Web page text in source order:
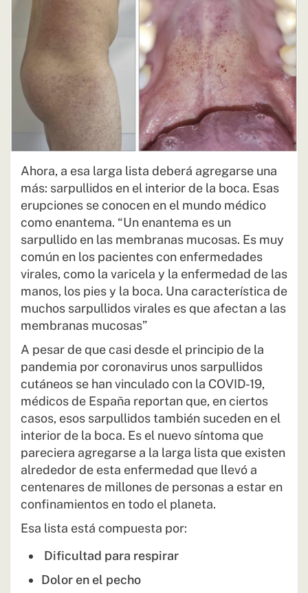
Ahora, a esa larga lista deberá agregarse una
más: sarpullidos en el interior de la boca. Esas
erupciones se conocen en el mundo médico
como enantema. “Un enantema es un
sarpullido en las membranas mucosas. Es muy
común en los pacientes con enfermedades
virales, como la varicela y la enfermedad de las
manos, los pies y la boca. Una característica de
muchos sarpullidos virales es que afectan a las
membranas mucosas”
A pesar de que casi desde el principio de la
pandemia por coronavirus unos sarpullidos
cutáneos se han vinculado con la COVID-19,
médicos de España reportan que, en ciertos
casos, esos sarpullidos también suceden en el
interior de la boca. Es el nuevo síntoma que
pareciera agregarse a la larga lista que existen
alrededor de esta enfermedad que llevó a
centenares de millones de personas a estar en
confinamientos en todo el planeta.
Esa lista está compuesta por:
Dificultad para respirar
Dolor en el pecho